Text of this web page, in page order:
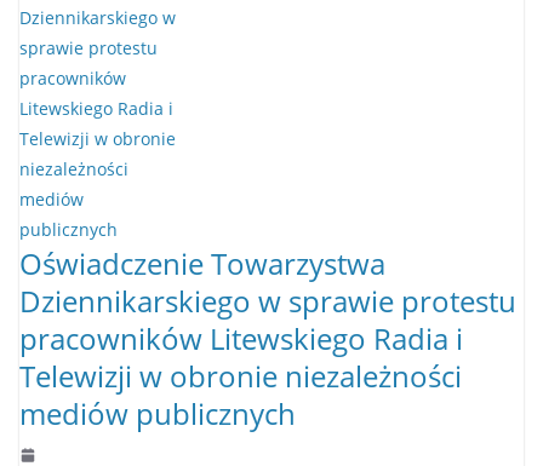
Oświadczenie Towarzystwa
Dziennikarskiego w sprawie protestu
pracowników Litewskiego Radia i
Telewizji w obronie niezależności
mediów publicznych